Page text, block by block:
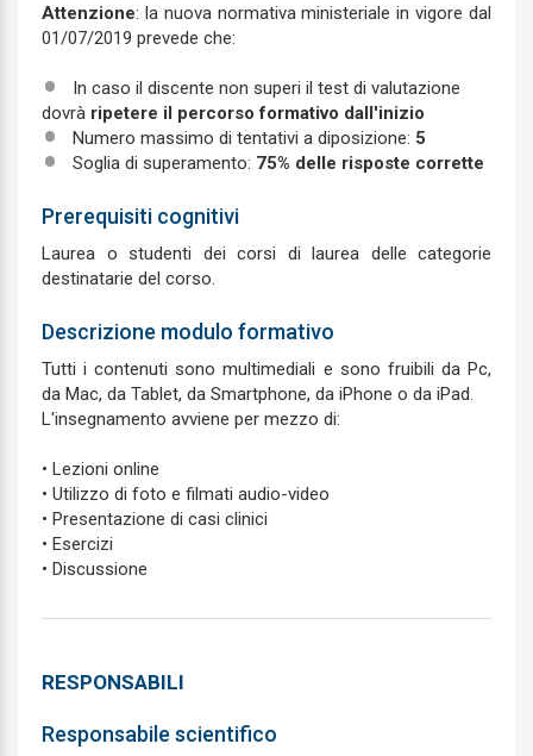
Attenzione: la nuova normativa ministeriale in vigore dal
01/07/2019 prevede che:
In caso il discente non superi il test di valutazione
dovrà ripetere il percorso formativo dall'inizio
Numero massimo di tentativi a diposizione: 5
Soglia di superamento: 75% delle risposte corrette
Prerequisiti cognitivi
Laurea o studenti dei corsi di laurea delle categorie
destinatarie del corso.
Descrizione modulo formativo
Tutti i contenuti sono multimediali e sono fruibili da Pc,
da Mac, da Tablet, da Smartphone, da iPhone o da iPad.
L'insegnamento avviene per mezzo di:
• Lezioni online
• Utilizzo di foto e filmati audio-video
• Presentazione di casi clinici
• Esercizi
• Discussione
RESPONSABILI
Responsabile scientifico